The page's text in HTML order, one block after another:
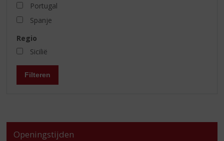
Portugal
Spanje
Regio
Sicilië
Filteren
Openingstijden